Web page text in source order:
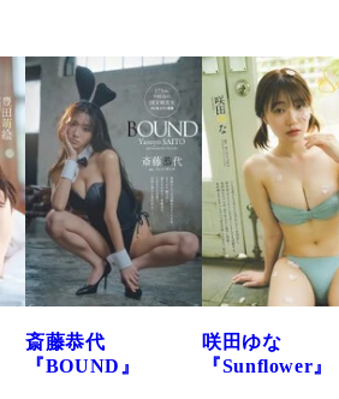
咲田ゆな
『Sunflower』
藤水咲桜『花
だまり』